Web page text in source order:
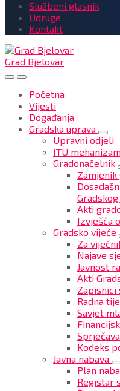
Službeni glasnik
Udruge
Kontakt
Grad Bjelovar
Početna
Vijesti
Događanja
Gradska uprava
Upravni odjeli
ITU
Gradonačelnik
Zamjenik
Akti
Izvješća
Gradsko vijeće
Za
Najave
Javnost
Akti
Zapisnici
Radna
Savjet
Kodeks
Javna nabava
Plan
Registar